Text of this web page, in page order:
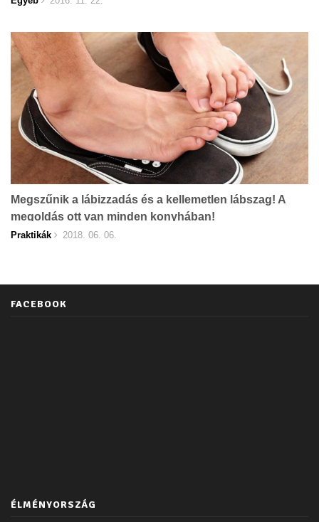
Megszűnik a lábizzadás és a kellemetlen lábszag! A
megoldás ott van minden konyhában!
Praktikák 2018. 06. 06.
FACEBOOK
ÉLMÉNYORSZÁG